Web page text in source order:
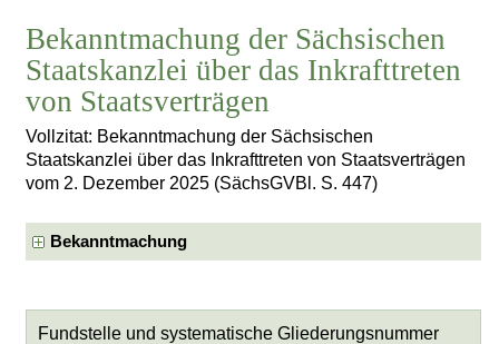
Bekanntmachung der Sächsischen
Staatskanzlei über das Inkrafttreten
von Staatsverträgen
Vollzitat: Bekanntmachung der Sächsischen
Staatskanzlei über das Inkrafttreten von Staatsverträgen
vom 2. Dezember 2025 (SächsGVBl. S. 447)
Bekanntmachung
Fundstelle und systematische Gliederungsnummer